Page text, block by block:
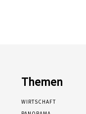
Themen
WIRTSCHAFT